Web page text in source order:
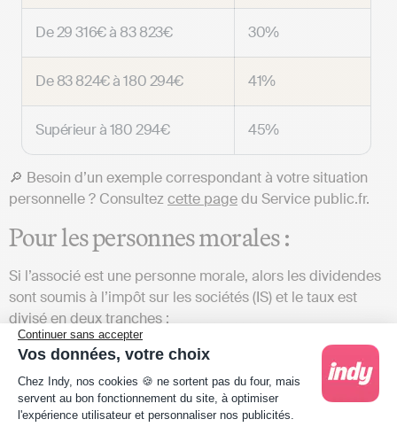
Continuer sans accepter
Vos données, votre choix
Plateforme de Gestion du Consentement :
Chez Indy, nos cookies 🍪 ne sortent pas du four, mais
servent au bon fonctionnement du site, à optimiser
l'expérience utilisateur et personnaliser nos publicités.
De 29 316€ à 83 823€ 30%
De 83 824€ à 180 294€ 41%
Supérieur à 180 294€ 45%
🔎 Besoin d’un exemple correspondant à votre situation
personnelle ? Consultezcette pagedu Service public.fr.
Pour les personnes morales :
Si l’associé est une personne morale, alors les dividendes
sont soumis à l’impôt sur les sociétés (IS) et le taux est
divisé en deux tranches :
Bénéfice
réalisé
Chiffre d’affaires
< ou égal à 10
M€
Chiffre d’affaires
> ou égal à 10
M€